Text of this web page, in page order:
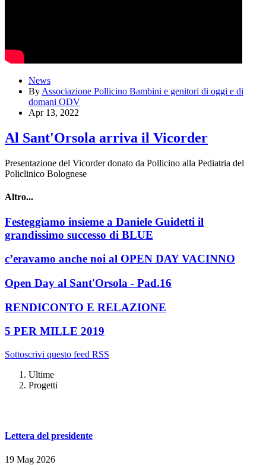
News
By Associazione Pollicino Bambini e genitori di oggi e di
domani ODV
Apr 13, 2022
Al Sant'Orsola arriva il Vicorder
Presentazione del Vicorder donato da Pollicino alla Pediatria del
Policlinico Bolognese
Altro...
Festeggiamo insieme a Daniele Guidetti il
grandissimo successo di BLUE
c’eravamo anche noi al OPEN DAY VACINNO
Open Day al Sant'Orsola - Pad.16
RENDICONTO E RELAZIONE
5 PER MILLE 2019
Sottoscrivi questo feed RSS
Ultime
Progetti
Lettera del presidente
19 Mag 2026